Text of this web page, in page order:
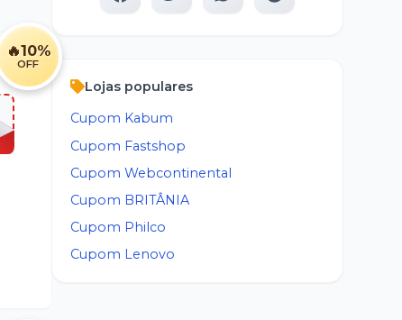
🔥10%
OFF
Lojas populares
Cupom Kabum
Cupom Fastshop
CupomWebcontinental
Cupom BRITÂNIA
Cupom Philco
Cupom Lenovo